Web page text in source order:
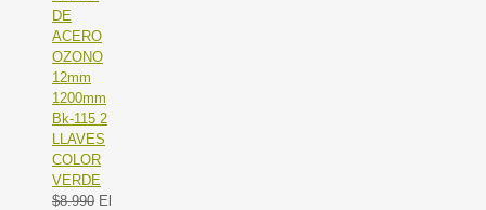
DE
ACERO
OZONO
12mm
1200mm
Bk-115 2
LLAVES
COLOR
VERDE
$8.990 El